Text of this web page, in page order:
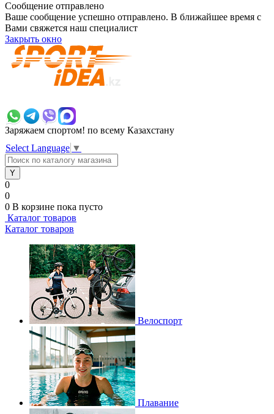
Сообщение отправлено
Ваше сообщение успешно отправлено. В ближайшее время с
Вами свяжется наш специалист
Закрыть окно
Заряжаем спортом! по всему Казахстану
Select Language ▼
0
0
0 В корзине пока пусто
Каталог товаров
Каталог товаров
Велоспорт
Плавание